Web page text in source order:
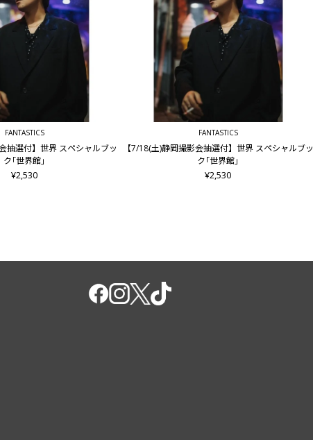
FANTASTICS
抽選付】世界 スペシャルブッ
ク｢世界館｣
¥2,530
FANTASTICS
【7/18(土)静岡撮影会抽選付】世界 スペシャルブッ
ク｢世界館｣
¥2,530